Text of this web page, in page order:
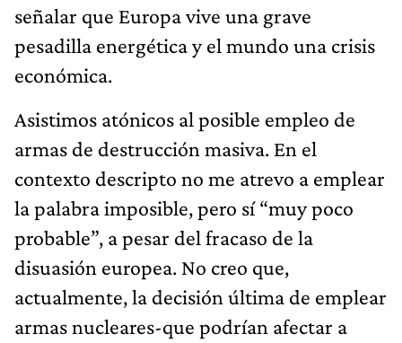
señalar que Europa vive una grave
pesadilla energética y el mundo una crisis
económica.
Asistimos atónicos al posible empleo de
armas de destrucción masiva. En el
contexto descripto no me atrevo a emplear
la palabra imposible, pero sí “muy poco
probable”, a pesar del fracaso de la
disuasión europea. No creo que,
actualmente, la decisión última de emplear
armas nucleares-que podrían afectar a